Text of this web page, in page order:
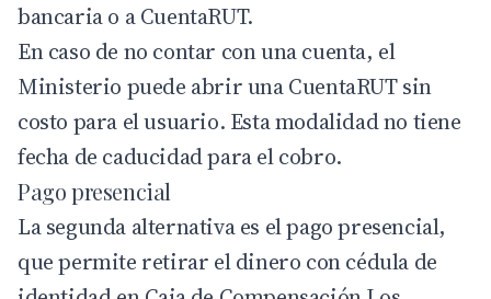
bancaria o a CuentaRUT.
En caso de no contar con una cuenta, el
Ministerio puede abrir una CuentaRUT sin
costo para el usuario. Esta modalidad no tiene
fecha de caducidad para el cobro.
Pago presencial
La segunda alternativa es el pago presencial,
que permite retirar el dinero con cédula de